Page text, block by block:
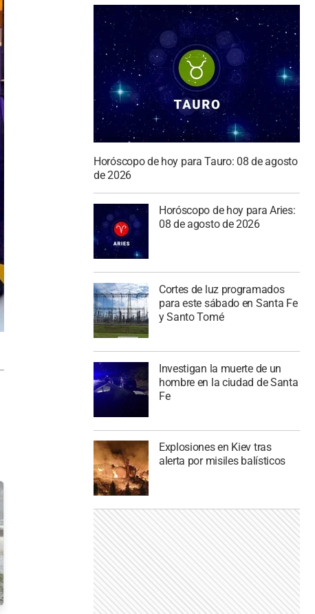
Horóscopo de hoy para Tauro: 08 de agosto
de 2026
Horóscopo de hoy para Aries:
08 de agosto de 2026
Cortes de luz programados
para este sábado en Santa Fe
y Santo Tomé
Investigan la muerte de un
hombre en la ciudad de Santa
Fe
Explosiones en Kiev tras
alerta por misiles balísticos